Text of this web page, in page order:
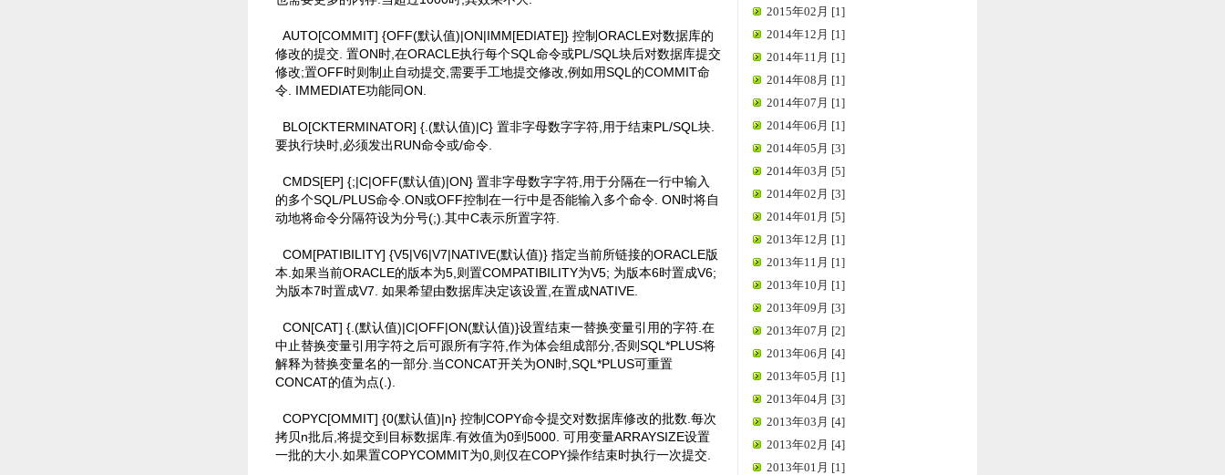
AUTO[COMMIT] {OFF(默认值)|ON|IMM[EDIATE]} 控制ORACLE对数据库的
修改的提交. 置ON时,在ORACLE执行每个SQL命令或PL/SQL块后对数据库提交
修改;置OFF时则制止自动提交,需要手工地提交修改,例如用SQL的COMMIT命
令. IMMEDIATE功能同ON.
BLO[CKTERMINATOR] {.(默认值)|C} 置非字母数字字符,用于结束PL/SQL块.
要执行块时,必须发出RUN命令或/命令.
CMDS[EP] {;|C|OFF(默认值)|ON} 置非字母数字字符,用于分隔在一行中输入
的多个SQL/PLUS命令.ON或OFF控制在一行中是否能输入多个命令. ON时将自
动地将命令分隔符设为分号(;).其中C表示所置字符.
COM[PATIBILITY] {V5|V6|V7|NATIVE(默认值)} 指定当前所链接的ORACLE版
本.如果当前ORACLE的版本为5,则置COMPATIBILITY为V5; 为版本6时置成V6;
为版本7时置成V7. 如果希望由数据库决定该设置,在置成NATIVE.
CON[CAT] {.(默认值)|C|OFF|ON(默认值)}设置结束一替换变量引用的字符.在
中止替换变量引用字符之后可跟所有字符,作为体会组成部分,否则SQL*PLUS将
解释为替换变量名的一部分.当CONCAT开关为ON时,SQL*PLUS可重置
CONCAT的值为点(.).
COPYC[OMMIT] {0(默认值)|n} 控制COPY命令提交对数据库修改的批数.每次
拷贝n批后,将提交到目标数据库.有效值为0到5000. 可用变量ARRAYSIZE设置
一批的大小.如果置COPYCOMMIT为0,则仅在COPY操作结束时执行一次提交.
2015年02月 [1]
2014年12月 [1]
2014年11月 [1]
2014年08月 [1]
2014年07月 [1]
2014年06月 [1]
2014年05月 [3]
2014年03月 [5]
2014年02月 [3]
2014年01月 [5]
2013年12月 [1]
2013年11月 [1]
2013年10月 [1]
2013年09月 [3]
2013年07月 [2]
2013年06月 [4]
2013年05月 [1]
2013年04月 [3]
2013年03月 [4]
2013年02月 [4]
2013年01月 [1]